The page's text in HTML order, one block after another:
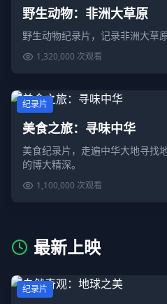
野生动物：非洲大草原
野生动物纪录片，记录非洲大草
1,320,000 次观看
纪录片
美食之旅：寻味中华
美食纪录片，走遍中华大地寻找
的博大精深。
1,100,000 次观看
最新上映
纪录片